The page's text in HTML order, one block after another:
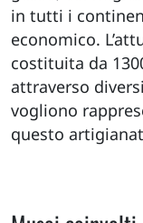
in tutti i
economico.
costituita da
attraverso
vogliono
questo